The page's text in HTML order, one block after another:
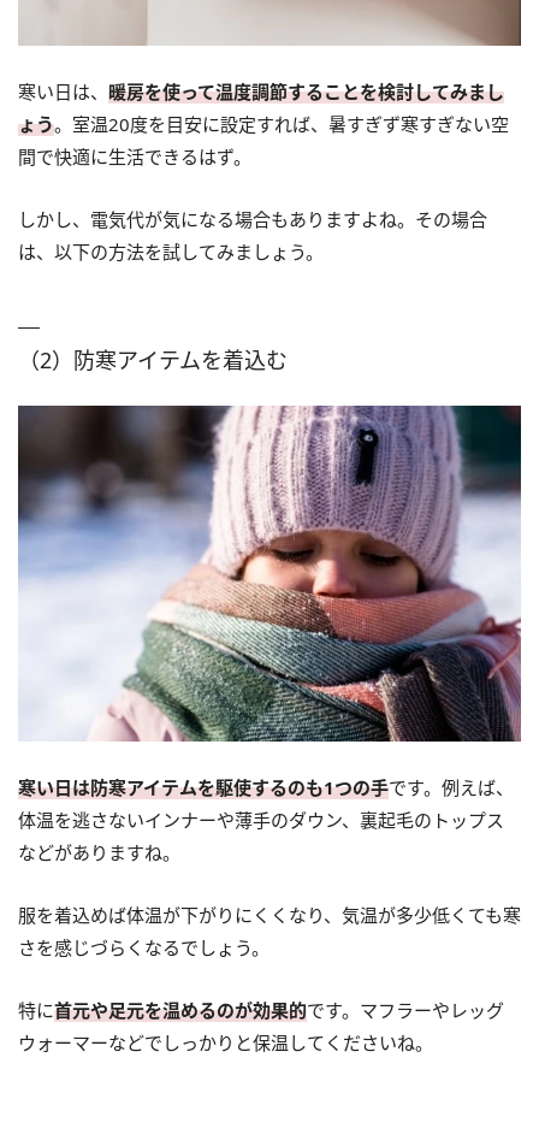
寒い日は、 暖房を使って温度調節することを検討してみまし
ょう。室温20度を目安に設定すれば、暑すぎず寒すぎない空
間で快適に生活できるはず。
しかし、電気代が気になる場合もありますよね。その場合
は、以下の方法を試してみましょう。
（2）防寒アイテムを着込む
寒い日は防寒アイテムを駆使するのも1つの手です。例えば、
体温を逃さないインナーや薄手のダウン、裏起毛のトップス
などがありますね。
服を着込めば体温が下がりにくくなり、気温が多少低くても寒
さを感じづらくなるでしょう。
特に首元や足元を温めるのが効果的です。マフラーやレッグ
ウォーマーなどでしっかりと保温してくださいね。